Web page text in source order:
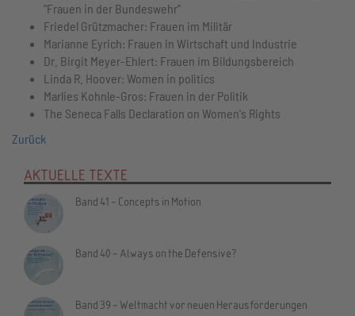
"Frauen in der Bundeswehr"
Friedel Grützmacher: Frauen im Militär
Marianne Eyrich: Frauen in Wirtschaft und Industrie
Dr. Birgit Meyer-Ehlert: Frauen im Bildungsbereich
Linda R. Hoover: Women in politics
Marlies Kohnle-Gros: Frauen in der Politik
The Seneca Falls Declaration on Women's Rights
Zurück
AKTUELLE TEXTE
Band 41 - Concepts in Motion
Band 40 - Always on the Defensive?
Band 39 - Weltmacht vor neuen Herausforderungen